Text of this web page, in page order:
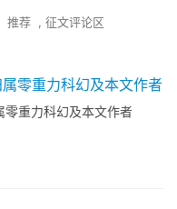
推荐 , 征文评论区
零重力科幻及本文作者